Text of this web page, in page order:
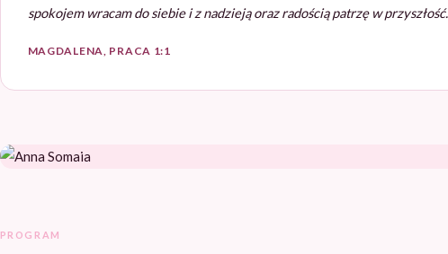
spokojem wracam do siebie i z nadzieją oraz radością patrzę w przyszłość.
MAGDALENA, PRACA 1:1
PROGRAM